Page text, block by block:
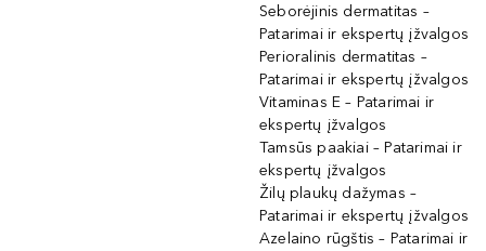
Seborėjinis dermatitas –
Patarimai ir ekspertų įžvalgos
Perioralinis dermatitas –
Patarimai ir ekspertų įžvalgos
Vitaminas E – Patarimai ir
ekspertų įžvalgos
Tamsūs paakiai – Patarimai ir
ekspertų įžvalgos
Žilų plaukų dažymas –
Patarimai ir ekspertų įžvalgos
Azelaino rūgštis – Patarimai ir